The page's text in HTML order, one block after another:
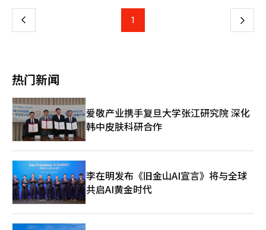
物质文化遗产“葛绳拔河”及巡游将为本届文化节画上句号。曾在
片中饰演宁越郡守的演员朴智焕也将参与活动。 宁越郡政府表
相互扶持、共渡难关的故事。该片累计观影人次突破1600万，创
相关旅游目的地迎来客流高峰。据宁越郡近日数据，本月4日至17
日，清泠浦累计接待游客9200人次。今年春节假期期间预计到访
来积极拉动效应。第59届端宗文化节将于4月24日至26日在宁越庄
陵、东江河畔及清泠浦一带举行，由宁越文化观光财团主办，
以“王的归来，开启希望”为主题，通过多种纪念活动缅怀端宗历
史，进一步推动地区文化旅游发展。 值得关注的是，《与王生活
的男人》还受邀入围第28届乌迪内远东电影节主竞赛单元。该电影
节将于4月在意大利北部城市乌迪内举办，是欧洲规模最大的亚洲
电影专题影展之一。此前，《夜枭》《从邪恶中拯救我》《南山的
部长们》等多部韩国电影曾获邀参展。 业内人士指出，影片不仅
在韩国国内掀起观影热潮，入围欧洲重要电影节也进一步提升了其
国际关注度，有望持续带动历史题材与文化旅游的热度。
上 1 下
热门新闻
爱敬产业携手复旦大学张江研究院 深化
韩中皮肤科研合作
李在明发布《旧金山AI宣言》将与全球
共启AI黄金时代